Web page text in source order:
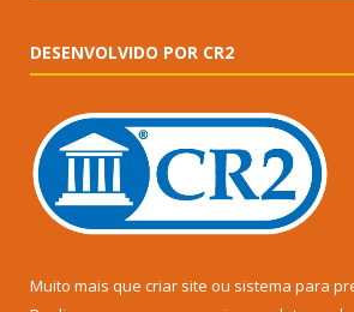
DESENVOLVIDO POR CR2
Muito mais que criar site ou sistema para